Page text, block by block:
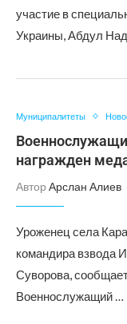
участие в
Украины, Абдул
Муниципалитеты
награжден
Автор Арслан Алиев
Уроженец села
командира взвода
Суворова,
Военнослужащий …